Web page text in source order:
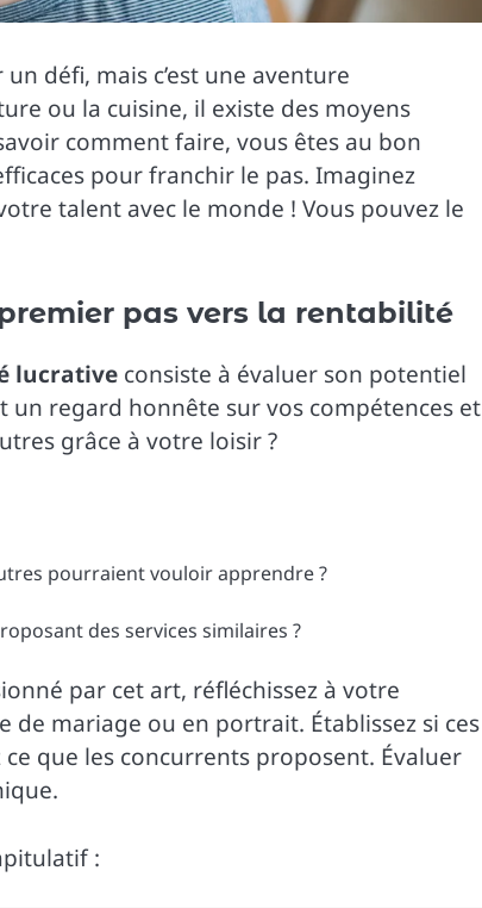
défi, mais c’est une aventure
ou la cuisine, il existe des moyens
comment faire, vous êtes au bon
pour franchir le pas. Imaginez
talent avec le monde ! Vous pouvez le
pas vers la rentabilité
lucrative consiste à évaluer son potentiel
regard honnête sur vos compétences et
grâce à votre loisir ?
pourraient vouloir apprendre ?
des services similaires ?
par cet art, réfléchissez à votre
mariage ou en portrait. Établissez si ces
que les concurrents proposent. Évaluer
: